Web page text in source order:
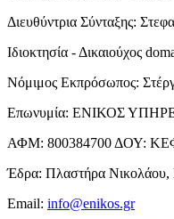
Διευθύντρια Σύνταξης:
Ιδιοκτησία - Δικαιούχος
Νόμιμος Εκπρόσωπος:
Επωνυμία: ΕΝΙΚΟΣ
ΑΦΜ: 800384700 ΔΟΥ:
Έδρα: Πλαστήρα
Email: info@enikos.gr